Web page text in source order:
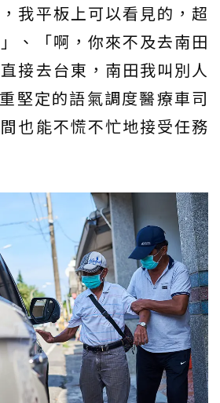
我平板上可以看見的，超
、「啊，你來不及去南田
接去台東，南田我叫別人
堅定的語氣調度醫療車司
也能不慌不忙地接受任務